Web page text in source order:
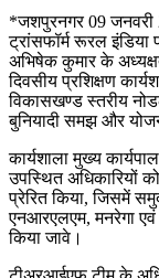
*जशपुरनगर 09
ट्रांसफॉर्म रूरल
अभिषेक कुमार के
दिवसीय प्रशिक्षण
विकासखण्ड स्तरीय
बुनियादी समझ और
कार्यशाला मुख्य
उपस्थित अधिकारियों
प्रेरित किया, जिसमें
एनआरएलएम, मनरेगा
किया जावे।